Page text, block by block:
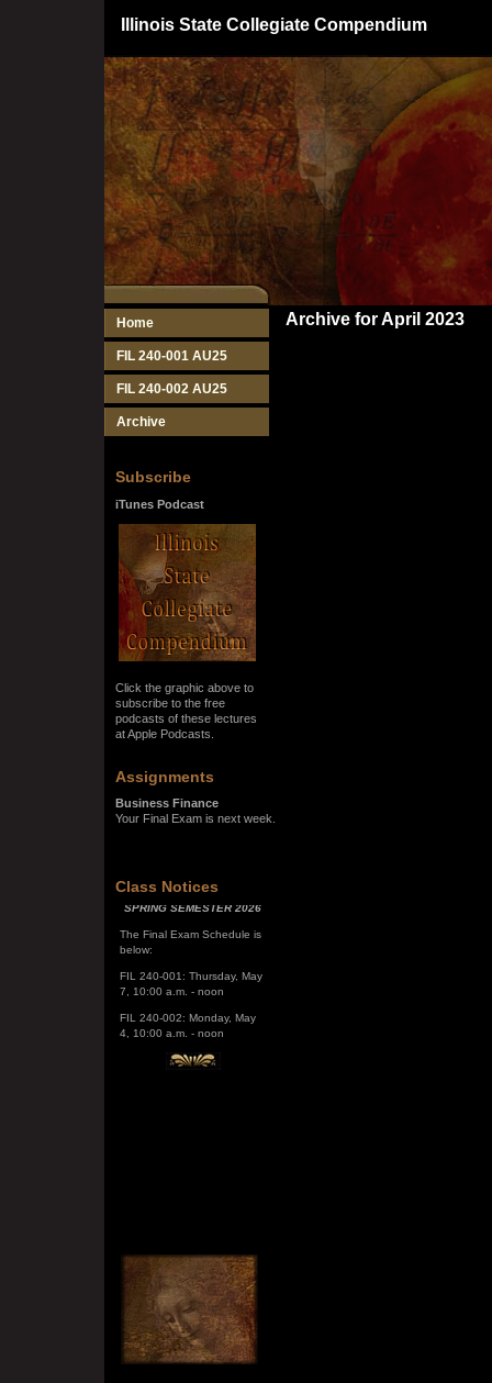
Illinois State Collegiate Compendium
Home
FIL 240-001 AU25
FIL 240-002 AU25
Archive
Subscribe
iTunes Podcast
Click the graphic above to
subscribe to the free
podcasts of these lectures
at Apple Podcasts.
Assignments
Business Finance
Your Final Exam is next week.
Class Notices
SPRING SEMESTER 2026
The Final Exam Schedule is
FIL 240-001: Thursday, May
FIL 240-002: Monday, May
Archive for April 2023